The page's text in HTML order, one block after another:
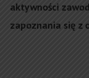
aktywności
zapoznania się z